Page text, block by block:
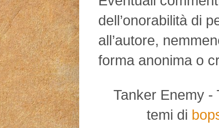
dell’onorabilità di
all’autore,
forma anonima o
Tanker Enemy -
temi di